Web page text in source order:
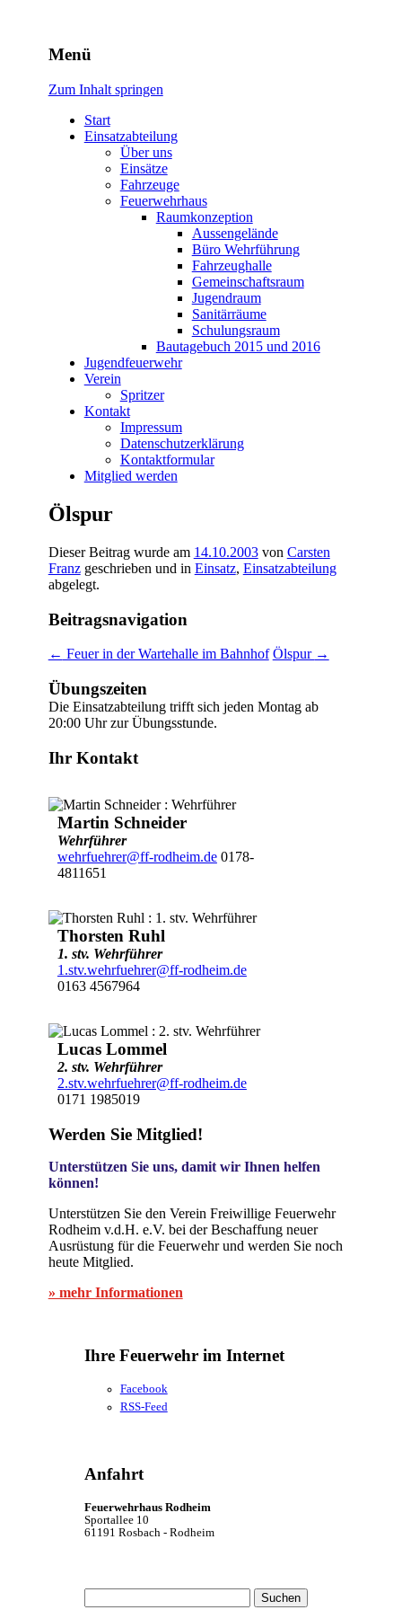
Freiwillige Feuerwehr
Rodheim v.d.H.
Menü
Zum Inhalt springen
Start
Einsatzabteilung
Über uns
Einsätze
Fahrzeuge
Feuerwehrhaus
Raumkonzeption
Aussengelände
Büro Wehrführung
Fahrzeughalle
Gemeinschaftsraum
Jugendraum
Sanitärräume
Schulungsraum
Bautagebuch 2015 und 2016
Jugendfeuerwehr
Verein
Spritzer
Kontakt
Impressum
Datenschutzerklärung
Kontaktformular
Mitglied werden
Ölspur
Dieser Beitrag wurde am 14.10.2003von Carsten
Franzgeschrieben und in Einsatz, Einsatzabteilung
abgelegt.
Beitragsnavigation
← Feuer in der Wartehalle im Bahnhof Ölspur →
Übungszeiten
Die Einsatzabteilung trifft sich jeden Montag ab
20:00 Uhr zur Übungsstunde.
Ihr Kontakt
Martin Schneider
Wehrführer
wehrfuehrer@ff-rodheim.de0178-
4811651
Thorsten Ruhl
1. stv. Wehrführer
1.stv.wehrfuehrer@ff-rodheim.de
0163 4567964
Lucas Lommel
2. stv. Wehrführer
2.stv.wehrfuehrer@ff-rodheim.de
0171 1985019
Werden Sie Mitglied!
Unterstützen Sie uns, damit wir Ihnen helfen
können!
Unterstützen Sie den Verein Freiwillige Feuerwehr
Rodheim v.d.H. e.V. bei der Beschaffung neuer
Ausrüstung für die Feuerwehr und werden Sie noch
heute Mitglied.
» mehr Informationen
Ihre Feuerwehr im Internet
Facebook
RSS-Feed
Anfahrt
Feuerwehrhaus Rodheim
Sportallee 10
61191 Rosbach - Rodheim